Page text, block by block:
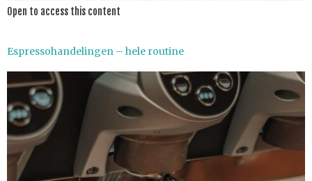
Open to access this content
Espressohandelingen – hele routine